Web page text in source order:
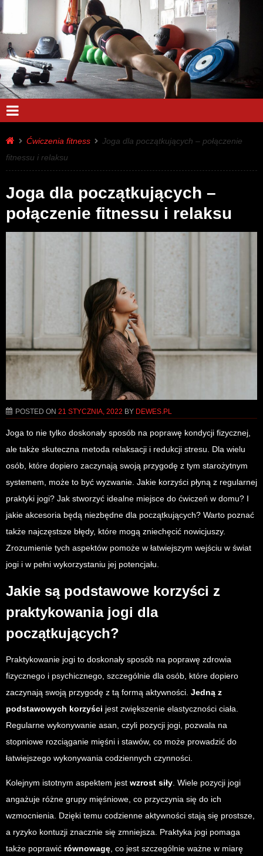
Ćwiczenia fitness
Joga dla początkujących – połączenie
fitnessu i relaksu
Joga dla początkujących –
połączenie fitnessu i relaksu
POSTED ON 21 STYCZNIA, 2022 BY DEWES.PL
Joga to nie tylko doskonały sposób na poprawę kondycji fizycznej,
ale także skuteczna metoda relaksacji i redukcji stresu. Dla wielu
osób, które dopiero zaczynają swoją przygodę z tym starożytnym
systemem, może to być wyzwanie. Jakie korzyści płyną z regularnej
praktyki jogi? Jak stworzyć idealne miejsce do ćwiczeń w domu? I
jakie akcesoria będą niezbędne dla początkujących? Warto poznać
także najczęstsze błędy, które mogą zniechęcić nowicjuszy.
Zrozumienie tych aspektów pomoże w łatwiejszym wejściu w świat
jogi i w pełni wykorzystaniu jej potencjału.
Jakie są podstawowe korzyści z
praktykowania jogi dla
początkujących?
Praktykowanie jogi to doskonały sposób na poprawę zdrowia
fizycznego i psychicznego, szczególnie dla osób, które dopiero
zaczynają swoją przygodę z tą formą aktywności. Jedną z
podstawowych korzyści jest zwiększenie elastyczności ciała.
Regularne wykonywanie asan, czyli pozycji jogi, pozwala na
stopniowe rozciąganie mięśni i stawów, co może prowadzić do
łatwiejszego wykonywania codziennych czynności.
Kolejnym istotnym aspektem jest wzrost siły . Wiele pozycji jogi
angażuje różne grupy mięśniowe, co przyczynia się do ich
wzmocnienia. Dzięki temu codzienne aktywności stają się prostsze,
a ryzyko kontuzji znacznie się zmniejsza. Praktyka jogi pomaga
także poprawić równowagę , co jest szczególnie ważne w miarę